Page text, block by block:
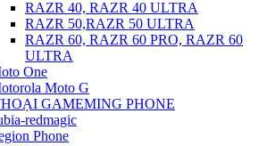
RAZR 40, RAZR 40 ULTRA
RAZR 50,RAZR 50 ULTRA
RAZR 60, RAZR 60 PRO, RAZR 60
ULTRA
One
Moto G
GAMEMING PHONE
redmagic
Phone